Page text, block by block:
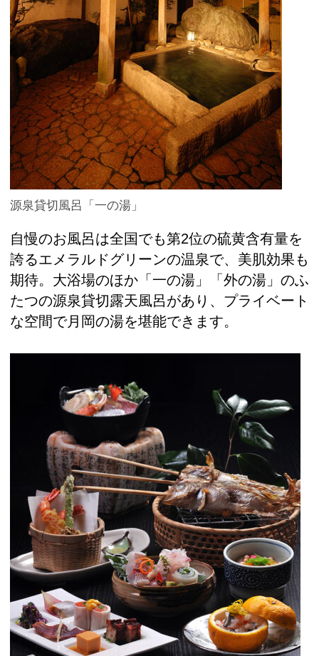
源泉貸切風呂「一の湯」
自慢のお風呂は全国でも第2位の硫黄含有量を
誇るエメラルドグリーンの温泉で、美肌効果も
期待。大浴場のほか「一の湯」「外の湯」のふ
たつの源泉貸切露天風呂があり、プライベート
な空間で月岡の湯を堪能できます。